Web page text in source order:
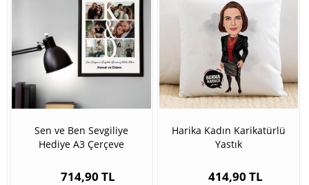
Sen ve Ben Sevgiliye
Hediye A3 Çerçeve
714,90 TL
Harika Kadın Karikatürlü
Yastık
414,90 TL